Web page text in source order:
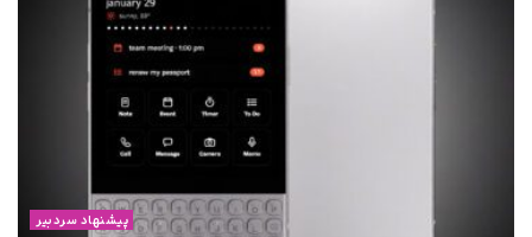
پیشنهاد سردبیر